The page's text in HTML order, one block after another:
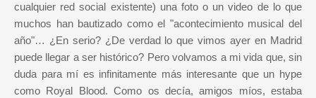
cualquier red social existente) una foto o un video de lo que
muchos han bautizado como el "acontecimiento musical del
año"… ¿En serio? ¿De verdad lo que vimos ayer en Madrid
puede llegar a ser histórico? Pero volvamos a mi vida que, sin
duda para mí es infinitamente más interesante que un hype
como Royal Blood. Como os decía, amigos míos, estaba